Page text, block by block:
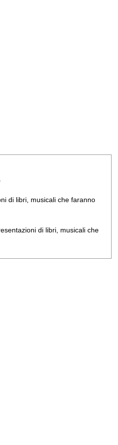
di libri, musicali che faranno
di libri, musicali che